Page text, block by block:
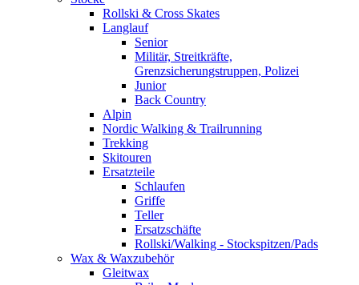
Rollski & Cross Skates
Langlauf
Senior
Militär, Streitkräfte,
Grenzsicherungstruppen, Polizei
Junior
Back Country
Alpin
Nordic Walking & Trailrunning
Trekking
Skitouren
Ersatzteile
Schlaufen
Griffe
Teller
Ersatzschäfte
Rollski/Walking - Stockspitzen/Pads
Wax & Waxzubehör
Gleitwax